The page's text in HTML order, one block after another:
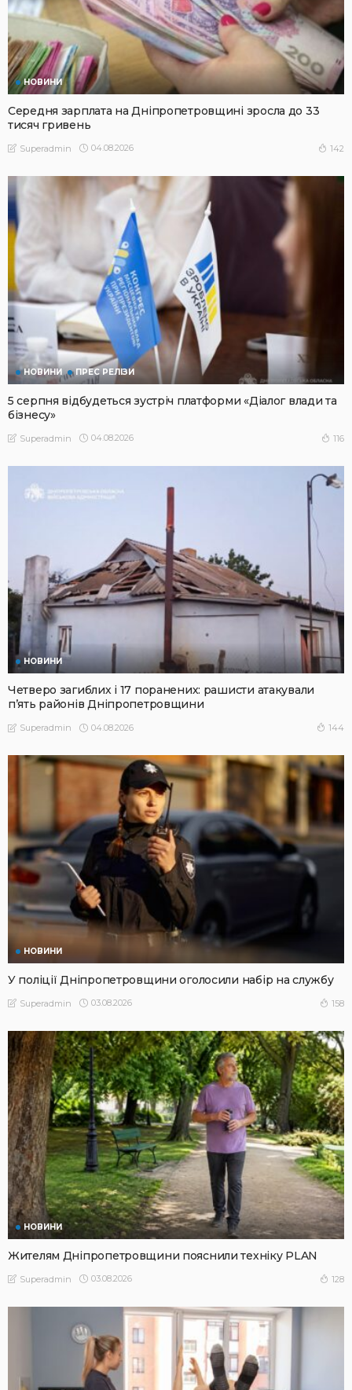
НОВИНИ
Середня зарплата на Дніпропетровщині зросла до 33
тисяч гривень
Superadmin 04.08.2026 142
НОВИНИ ПРЕС РЕЛІЗИ
5 серпня відбудеться зустріч платформи «Діалог влади та
бізнесу»
Superadmin 04.08.2026 116
НОВИНИ
Четверо загиблих і 17 поранених: рашисти атакували
п’ять районів Дніпропетровщини
Superadmin 04.08.2026 144
НОВИНИ
У поліції Дніпропетровщини оголосили набір на службу
Superadmin 03.08.2026 158
НОВИНИ
Жителям Дніпропетровщини пояснили техніку PLAN
Superadmin 03.08.2026 128